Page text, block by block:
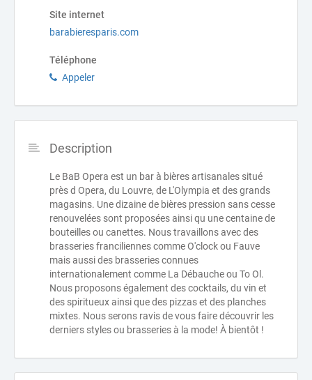
Site internet
barabieresparis.com
Téléphone
Appeler
Description
Le BaB Opera est un bar à bières artisanales situé
près d Opera, du Louvre, de L'Olympia et des grands
magasins. Une dizaine de bières pression sans cesse
renouvelées sont proposées ainsi qu une centaine de
bouteilles ou canettes. Nous travaillons avec des
brasseries franciliennes comme O'clock ou Fauve
mais aussi des brasseries connues
internationalement comme La Débauche ou To Ol.
Nous proposons également des cocktails, du vin et
des spiritueux ainsi que des pizzas et des planches
mixtes. Nous serons ravis de vous faire découvrir les
derniers styles ou brasseries à la mode! À bientôt !